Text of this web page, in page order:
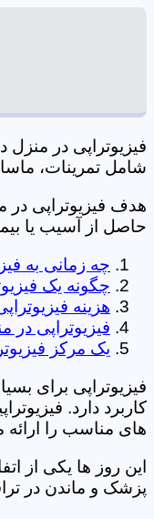
فیزیوتراپی در
شامل تمرینات، ماساژ،
هدف فیزیوتراپی
حاصل از آسیب یا
چه زمانی به
چگونه یک
هزینه
فیزیوتراپی در
یک مرکز
فیزیوتراپی برای
کاربرد دارد.
های مناسب را
این روز ها یکی از
پزشک و ماندن در